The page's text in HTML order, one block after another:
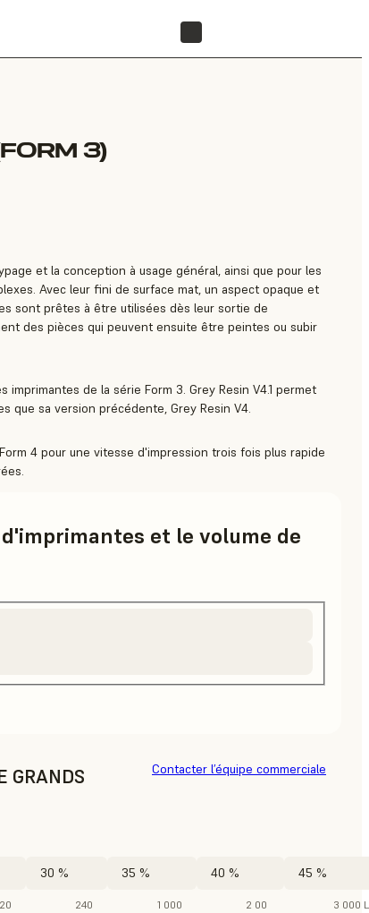
3)
et la conception à usage général, ainsi que pour les
Avec leur fini de surface mat, un aspect opaque et
sont prêtes à être utilisées dès leur sortie de
des pièces qui peuvent ensuite être peintes ou subir
imprimantes de la série Form 3. Grey Resin V4.1 permet
que sa version précédente, Grey Resin V4.
4 pour une vitesse d'impression trois fois plus rapide
et le volume de
GRANDS
30 %
240
35 %
1 000
40 %
2 00
45 %
3 000 L
Contacter l’équipe commerciale